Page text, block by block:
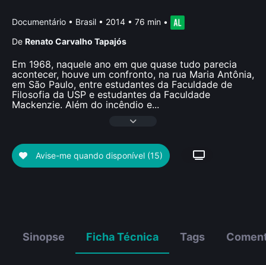
Documentário • Brasil • 2014 • 76 min •
De Renato Carvalho Tapajós
Em 1968, naquele ano em que quase tudo parecia
acontecer, houve um confronto, na rua Maria Antônia,
em São Paulo, entre estudantes da Faculdade de
Filosofia da USP e estudantes da Faculdade
Mackenzie. Além do incêndio e...
Avise-me quando disponível (15)
Sinopse Ficha Técnica Tags